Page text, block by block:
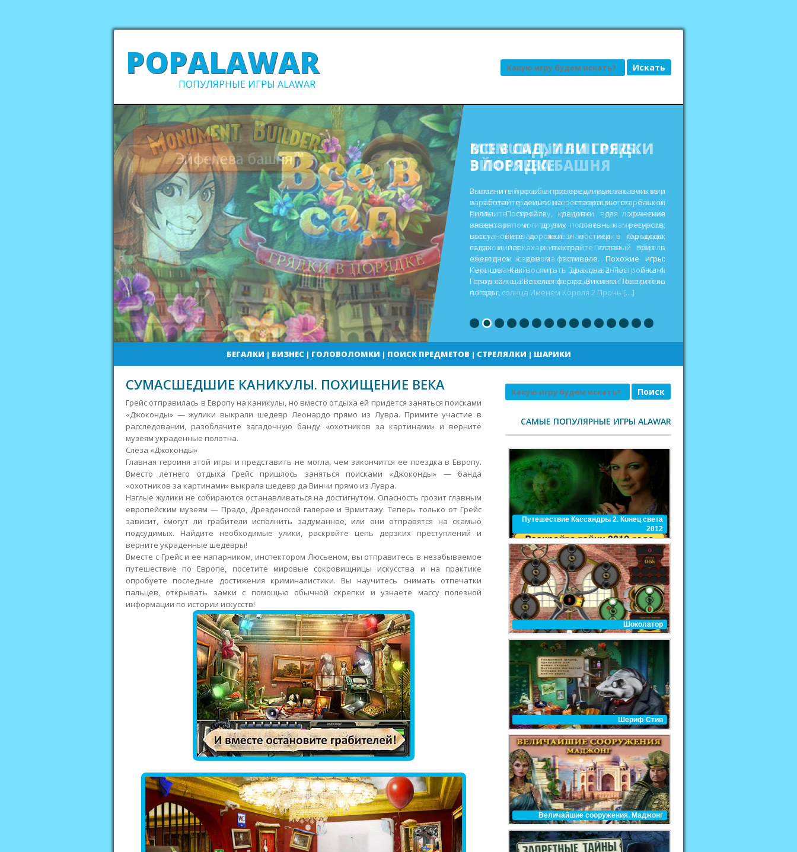
POPALAWAR
ПОПУЛЯРНЫЕ ИГРЫ ALAWAR
Поиск
ВСЕ В САД, ИЛИ ГРЯДКИ
В ПОРЯДКЕ
Выполните просьбы привередливых заказчиков и
заработайте деньги на реставрацию старенькой
виллы. Постройте кладовки для хранения
инвентаря и других полезных ресурсов,
восстановите дорожки и мостики в городских
садах и парках и выиграйте главный приз в
ежегодном садовом фестивале. Похожие игры:
Кекс шоп Как воспитать дракона 2 Построй-ка 4.
Город солнца Веселая ферма. Викинги Повелитель
погоды
БЕГАЛКИ | БИЗНЕС| ГОЛОВОЛОМКИ | ПОИСК ПРЕДМЕТОВ | СТРЕЛЯЛКИ | ШАРИКИ
СУМАСШЕДШИЕ КАНИКУЛЫ. ПОХИЩЕНИЕ ВЕКА
Грейс отправилась в Европу на каникулы, но вместо отдыха ей придется заняться поисками
«Джоконды» — жулики выкрали шедевр Леонардо прямо из Лувра. Примите участие в
расследовании, разоблачите загадочную банду «охотников за картинами» и верните
музеям украденные полотна.
Слеза «Джоконды»
Главная героиня этой игры и представить не могла, чем закончится ее поездка в Европу.
Вместо летнего отдыха Грейс пришлось заняться поисками «Джоконды» — банда
«охотников за картинами» выкрала шедевр да Винчи прямо из Лувра.
Наглые жулики не собираются останавливаться на достигнутом. Опасность грозит главным
европейским музеям — Прадо, Дрезденской галерее и Эрмитажу. Теперь только от Грейс
зависит, смогут ли грабители исполнить задуманное, или они отправятся на скамью
подсудимых. Найдите необходимые улики, раскройте цепь дерзких преступлений и
верните украденные шедевры!
Вместе с Грейс и ее напарником, инспектором Люсьеном, вы отправитесь в незабываемое
путешествие по Европе, посетите мировые сокровищницы искусства и на практике
опробуете последние достижения криминалистики. Вы научитесь снимать отпечатки
пальцев, открывать замки с помощью обычной скрепки и узнаете массу полезной
информации по истории искусств!
Поиск
САМЫЕ ПОПУЛЯРНЫЕ ИГРЫ ALAWAR
Путешествие Кассандры 2. Конец света
2012
Шоколатор
Шериф Стив
Величайшие сооружения. Маджонг